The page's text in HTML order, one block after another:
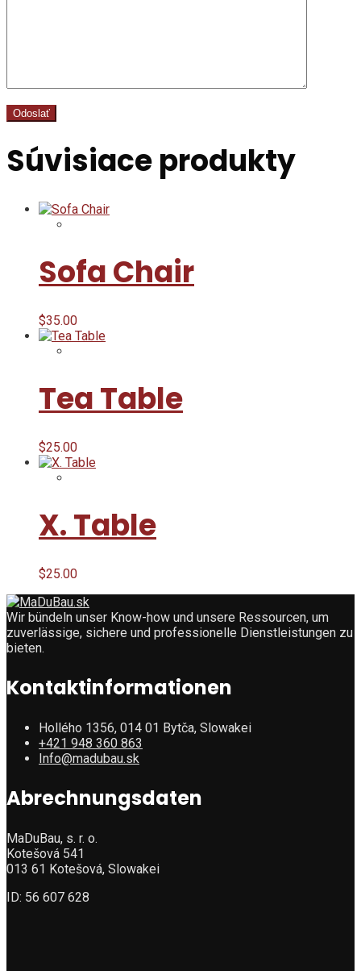
Súvisiace produkty
Sofa Chair
$35.00
Tea Table
$25.00
X. Table
$25.00
Wir bündeln unser Know-how und unsere Ressourcen, um
zuverlässige, sichere und professionelle Dienstleistungen zu
bieten.
Kontaktinformationen
Hollého 1356, 014 01 Bytča, Slowakei
+421 948 360 863
Info@madubau.sk
Abrechnungsdaten
MaDuBau, s. r. o.
Kotešová 541
013 61 Kotešová, Slowakei
ID: 56 607 628